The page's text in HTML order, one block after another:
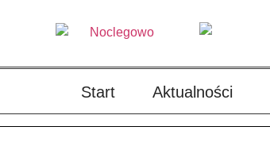
Start Aktualności